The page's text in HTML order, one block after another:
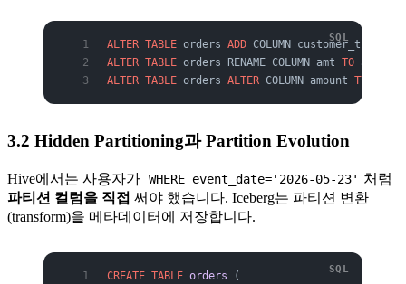
ALTER TABLE orders ADD COLUMN customer_tier
ALTER TABLE orders RENAME COLUMN amt TO amount;
ALTER TABLE orders ALTER COLUMN amount TYPE
3.2 Hidden Partitioning과 Partition Evolution
Hive에서는 사용자가 WHERE event_date='2026-05-23' 처럼
파티션 컬럼을 직접 써야 했습니다. Iceberg는 파티션 변환
(transform)을 메타데이터에 저장합니다.
CREATE TABLE orders (